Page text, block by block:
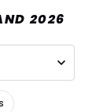
2026